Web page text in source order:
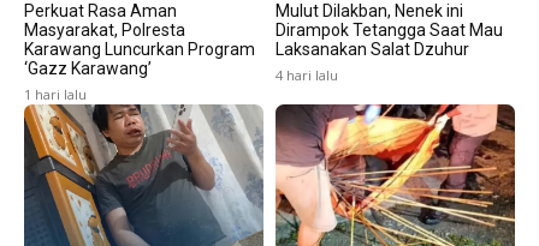
Perkuat Rasa Aman
Masyarakat, Polresta
Karawang Luncurkan Program
‘Gazz Karawang’
1 hari lalu
Mulut Dilakban, Nenek ini
Dirampok Tetangga Saat Mau
Laksanakan Salat Dzuhur
4 hari lalu